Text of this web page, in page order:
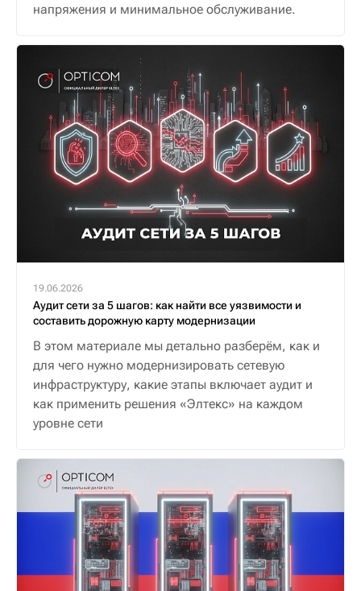
напряжения и минимальное обслуживание.
19.06.2026
Аудит сети за 5 шагов: как найти все уязвимости и
составить дорожную карту модернизации
В этом материале мы детально разберём, как и
для чего нужно модернизировать сетевую
инфраструктуру, какие этапы включает аудит и
как применить решения «Элтекс» на каждом
уровне сети